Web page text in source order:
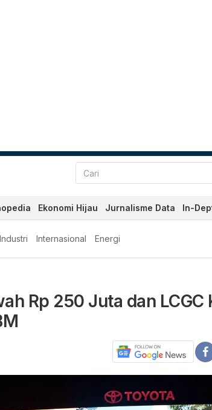
Ekonomi Hijau Jurnalisme Data In-
Industri Internasional Energi
Rp 250 Juta dan LCGC